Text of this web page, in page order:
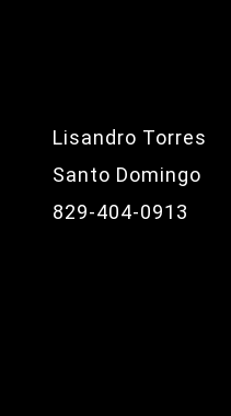
Lisandro Torres
Santo Domingo
829-404-0913